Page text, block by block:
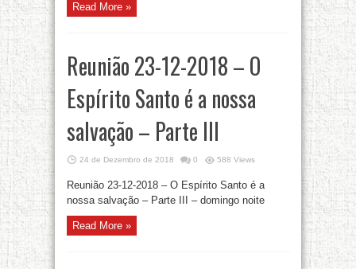
Read More »
Reunião 23-12-2018 – O
Espírito Santo é a nossa
salvação – Parte III
24 de Dezembro de 2018 0 588 Views
Reunião 23-12-2018 – O Espírito Santo é a
nossa salvação – Parte III – domingo noite
Read More »